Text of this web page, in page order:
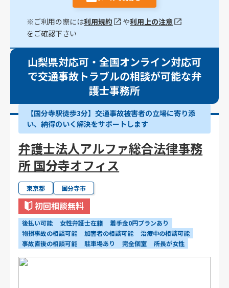
※ご利用の際には利用規約 や利用上の注意
をご確認下さい
山梨県対応可・全国オンライン対応可
で交通事故トラブルの相談が可能な弁
護士事務所
【国分寺駅徒歩3分】交通事故被害者の立場に寄り添
い、納得のいく解決をサポートします
弁護士法人アルファ総合法律事務
所 国分寺オフィス
東京都 国分寺市
初回相談無料
後払い可能 女性弁護士在籍
着手金0円プランあり
物損事故の相談可能
加害者の相談可能
治療中の相談可能
事故直後の相談可能
駐車場あり 完全個室 所長が女性